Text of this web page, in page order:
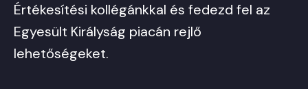
Értékesítési kollégánkkal és fedezd fel az
Egyesült Királyság piacán rejlő
lehetőségeket.